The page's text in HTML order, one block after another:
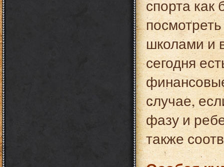
спорта как
школами и
сегодня
случае,
фазу и
также